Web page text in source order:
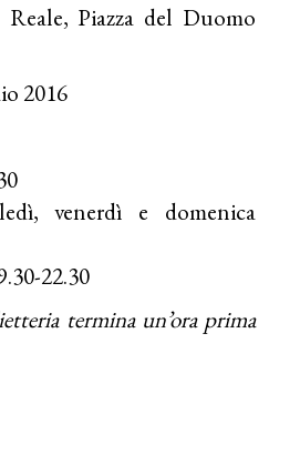
Piazza del Duomo
2016
venerdì e domenica
22.30
termina un’ora prima